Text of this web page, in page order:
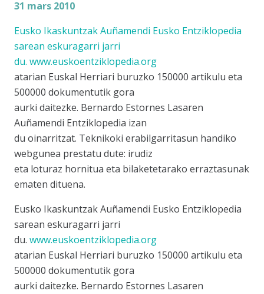
31 mars 2010
Eusko Ikaskuntzak Auñamendi Eusko Entziklopedia
sarean eskuragarri jarri
du. www.euskoentziklopedia.org
atarian Euskal Herriari buruzko 150000 artikulu eta
500000 dokumentutik gora
aurki daitezke. Bernardo Estornes Lasaren
Auñamendi Entziklopedia izan
du oinarritzat. Teknikoki erabilgarritasun handiko
webgunea prestatu dute: irudiz
eta loturaz hornitua eta bilaketetarako erraztasunak
ematen dituena.
Eusko Ikaskuntzak Auñamendi Eusko Entziklopedia
sarean eskuragarri jarri
du. www.euskoentziklopedia.org
atarian Euskal Herriari buruzko 150000 artikulu eta
500000 dokumentutik gora
aurki daitezke. Bernardo Estornes Lasaren